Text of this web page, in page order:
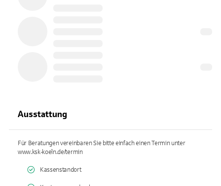
Ausstattung
Für Beratungen vereinbaren Sie bitte einfach einen Termin unter
www.ksk-koeln.de/termin
Kassenstandort